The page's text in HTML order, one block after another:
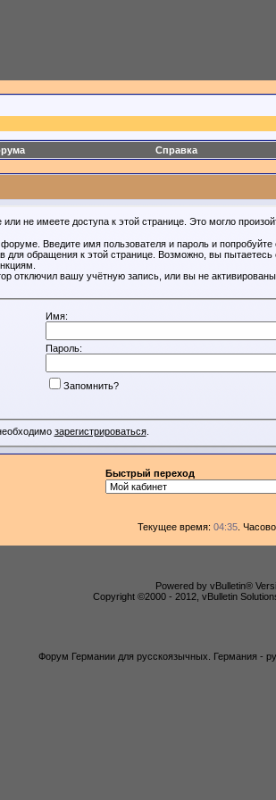
Справка
не имеете доступа к этой странице. Это могло
Введите имя пользователя и пароль и попробуйте
для обращения к этой странице. Возможно, вы
отключил вашу учётную запись, или вы не
Имя:
Пароль:
Запомнить?
зарегистрироваться.
Быстрый переход
Текущее время: 04:35 .
Powered by vBulletin®
Copyright ©2000 - 2012, vBulletin
Форум Германии для русскоязычных. Германия -